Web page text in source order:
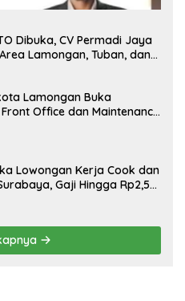
Dibuka, CV Permadi Jaya
Lamongan, Tuban, dan
Lamongan Buka
Office dan Maintenance
Lowongan Kerja Cook dan
Gaji Hingga Rp2,5